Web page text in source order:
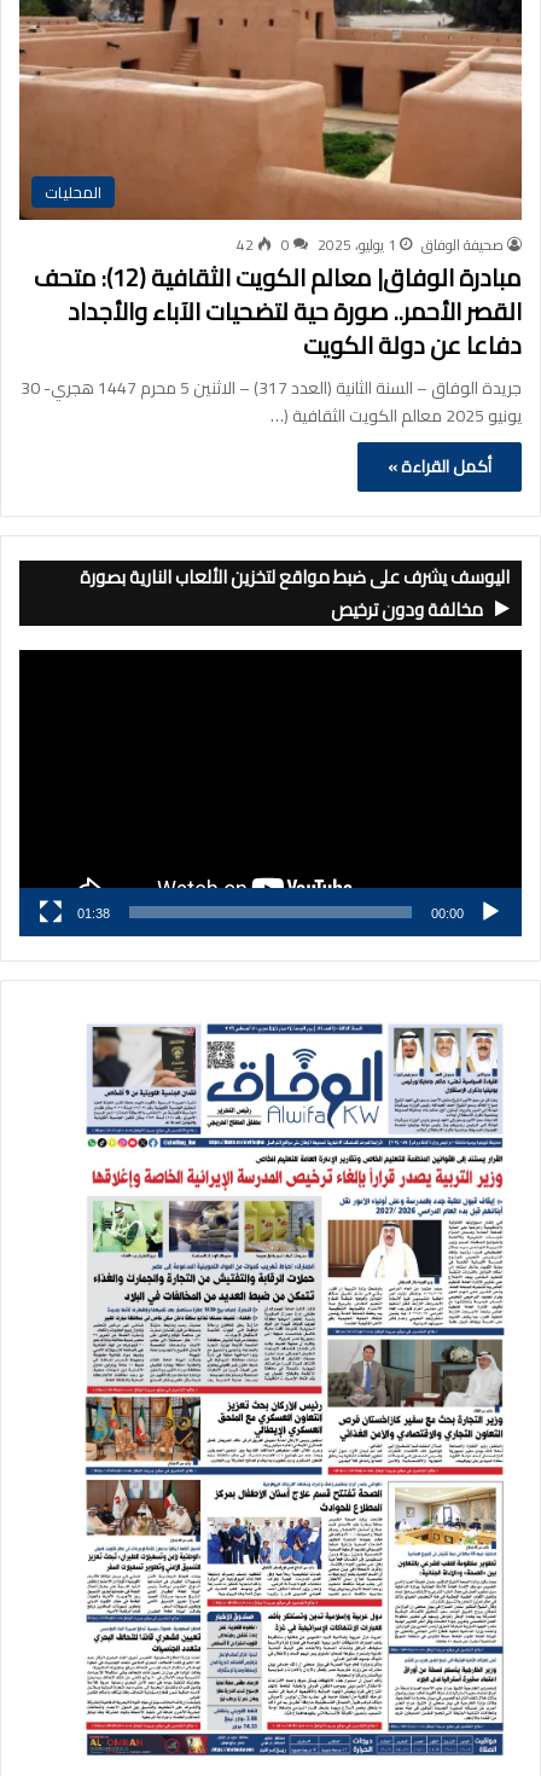
المحليات
صحيفة الوفاق 1 يوليو، 2025 0
42
مبادرة الوفاق| معالم الكويت الثقافية (12): متحف
القصر الأحمر.. صورة حية لتضحيات الآباء والأجداد
دفاعا عن دولة الكويت
جريدة الوفاق – السنة الثانية (العدد 317) – الاثنين 5 محرم 1447 هجري- 30
يونيو 2025 معالم الكويت الثقافية (…
أكمل القراءة »
اليوسف يشرف على ضبط مواقع لتخزين الألعاب النارية بصورة
مخالفة ودون ترخيص
00:00
01:38